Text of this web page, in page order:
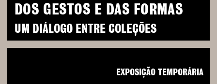
DOS GESTOS E DAS FORMAS
UM DIÁLOGO ENTRE COLEÇÕES
EXPOSIÇÃO TEMPORÁRIA